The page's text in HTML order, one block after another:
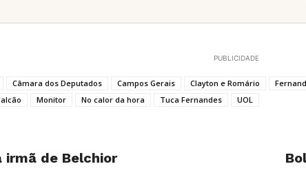
PUBLICIDADE
Câmara dos Deputados Campos Gerais Clayton e Romário
Monitor No calor da hora Tuca Fernandes UOL
irmã de Belchior